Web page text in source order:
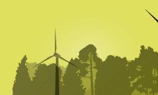
de
inhoud
gaan